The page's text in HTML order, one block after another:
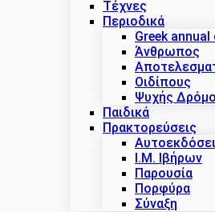
Τέχνες
Περιοδικά
Greek
Άνθρωπος
Οιδίπους
Ψυχής
Παιδικά
Πρακτoρεύσεις
Ι.Μ. Ιβήρων
Παρουσία
Πορφύρα
Σύναξη